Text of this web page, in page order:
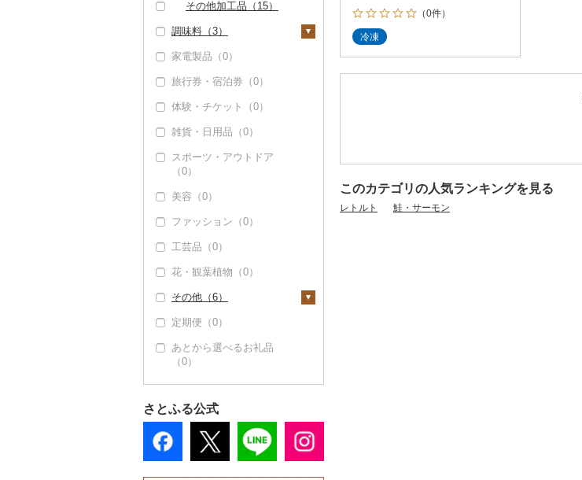
（2）
その他加工品（15）
調味料（3）
砂糖（0）
塩（0）
醤油（0）
味噌（0）
酢（0）
こしょう（0）
その他調味料（3）
家電製品（0）
旅行券・宿泊券（0）
体験・チケット（0）
雑貨・日用品（0）
スポーツ・アウトドア
（0）
美容（0）
ファッション（0）
工芸品（0）
花・観葉植物（0）
その他（6）
地域サービス（0）
その他（6）
定期便（0）
あとから選べるお礼品
（0）
さとふる公式
（0件）
冷凍
このカテゴリの人気ランキングを見る
レトルト 鮭・サーモン